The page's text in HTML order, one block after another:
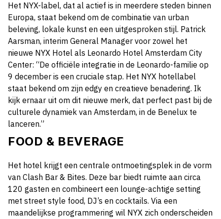
Het NYX-label, dat al actief is in meerdere steden binnen
Europa, staat bekend om de combinatie van urban
beleving, lokale kunst en een uitgesproken stijl. Patrick
Aarsman, interim General Manager voor zowel het
nieuwe NYX Hotel als Leonardo Hotel Amsterdam City
Center: “De officiële integratie in de Leonardo-familie op
9 december is een cruciale stap. Het NYX hotellabel
staat bekend om zijn edgy en creatieve benadering. Ik
kijk ernaar uit om dit nieuwe merk, dat perfect past bij de
culturele dynamiek van Amsterdam, in de Benelux te
lanceren.”
FOOD & BEVERAGE
Het hotel krijgt een centrale ontmoetingsplek in de vorm
van Clash Bar & Bites. Deze bar biedt ruimte aan circa
120 gasten en combineert een lounge-achtige setting
met street style food, DJ’s en cocktails. Via een
maandelijkse programmering wil NYX zich onderscheiden